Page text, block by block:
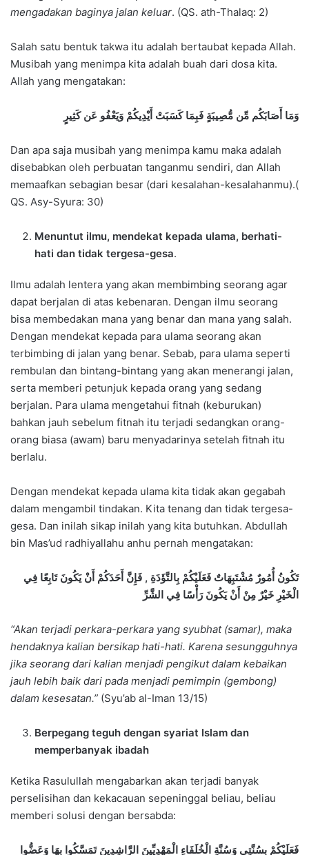
mengadakan baginya jalan keluar. (QS. ath-Thalaq: 2)
Salah satu bentuk takwa itu adalah bertaubat kepada Allah.
Musibah yang menimpa kita adalah buah dari dosa kita.
Allah yang mengatakan:
وَمَا أَصَابَكُم مِّن مُّصِيبَةٍ فَبِمَا كَسَبَتْ أَيْدِيكُمْ وَيَعْفُو عَن كَثِيرٍ
Dan apa saja musibah yang menimpa kamu maka adalah
disebabkan oleh perbuatan tanganmu sendiri, dan Allah
memaafkan sebagian besar (dari kesalahan-kesalahanmu).(
QS. Asy-Syura: 30)
Menuntut ilmu, mendekat kepada ulama, berhati-
hati dan tidak tergesa-gesa.
Ilmu adalah lentera yang akan membimbing seorang agar
dapat berjalan di atas kebenaran. Dengan ilmu seorang
bisa membedakan mana yang benar dan mana yang salah.
Dengan mendekat kepada para ulama seorang akan
terbimbing di jalan yang benar. Sebab, para ulama seperti
rembulan dan bintang-bintang yang akan menerangi jalan,
serta memberi petunjuk kepada orang yang sedang
berjalan. Para ulama mengetahui fitnah (keburukan)
bahkan jauh sebelum fitnah itu terjadi sedangkan orang-
orang biasa (awam) baru menyadarinya setelah fitnah itu
berlalu.
Dengan mendekat kepada ulama kita tidak akan gegabah
dalam mengambil tindakan. Kita tenang dan tidak tergesa-
gesa. Dan inilah sikap inilah yang kita butuhkan. Abdullah
bin Mas’ud radhiyallahu anhu pernah mengatakan:
تَكُونُ أُمُورٌ مُشْتَبِهَاتٌ فَعَلَيْكُمْ بِالتَّؤَدَةِ , فَإِنَّ أَحَدَكُمْ أَنْ يَكُونَ تَابِعًا فِي
الْخَيْرِ خَيْرٌ مِنْ أَنْ يَكُونَ رَأْسًا فِي الشَّرِّ
“Akan terjadi perkara-perkara yang syubhat (samar), maka
hendaknya kalian bersikap hati-hati. Karena sesungguhnya
jika seorang dari kalian menjadi pengikut dalam kebaikan
jauh lebih baik dari pada menjadi pemimpin (gembong)
dalam kesesatan.” (Syu’ab al-Iman 13/15)
Berpegang teguh dengan syariat Islam dan
memperbanyak ibadah
Ketika Rasulullah mengabarkan akan terjadi banyak
perselisihan dan kekacauan sepeninggal beliau, beliau
memberi solusi dengan bersabda:
فَعَلَيْكُمْ بِسُنَّتِى وَسُنَّةِ الْخُلَفَاءِ الْمَهْدِيِّينَ الرَّاشِدِينَ تَمَسَّكُوا بِهَا وَعَضُّوا